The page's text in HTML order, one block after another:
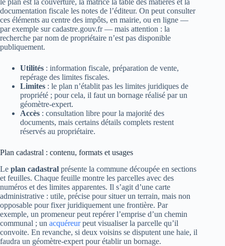
documentation fiscale les notes de l’éditeur. On peut consulter
ces éléments au centre des impôts, en mairie, ou en ligne —
par exemple sur cadastre.gouv.fr — mais attention : la
recherche par nom de propriétaire n’est pas disponible
publiquement.
Utilités : information fiscale, préparation de vente,
repérage des limites fiscales.
Limites : le plan n’établit pas les limites juridiques de
propriété ; pour cela, il faut un bornage réalisé par un
géomètre‑expert.
Accès : consultation libre pour la majorité des
documents, mais certains détails complets restent
réservés au propriétaire.
Plan cadastral : contenu, formats et usages
Le plan cadastral présente la commune découpée en sections
et feuilles. Chaque feuille montre les parcelles avec des
numéros et des limites apparentes. Il s’agit d’une carte
administrative : utile, précise pour situer un terrain, mais non
opposable pour fixer juridiquement une frontière. Par
exemple, un promeneur peut repérer l’emprise d’un chemin
communal ; un acquéreurpeut visualiser la parcelle qu’il
convoite. En revanche, si deux voisins se disputent une haie, il
faudra un géomètre‑expert pour établir un bornage.